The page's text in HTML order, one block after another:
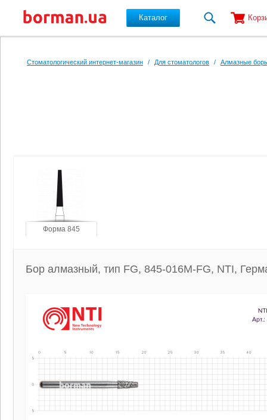
Каталог
Стоматологический интернет-магазин / Для стоматологов / Алмазные
Форма 845
Бор алмазный, тип FG, 845-016M-FG, NTI,